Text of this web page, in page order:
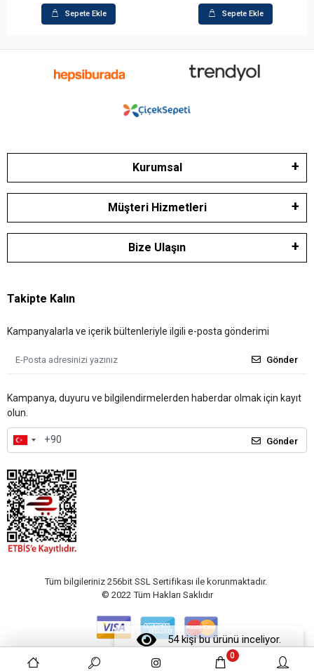
54 kişi bu ürünü inceliyor.
Kurumsal
Müşteri Hizmetleri
Bize Ulaşın
Takipte Kalın
Kampanyalarla ve içerik bültenleriyle ilgili e-posta gönderimi
Gönder
Kampanya, duyuru ve bilgilendirmelerden haberdar olmak için kayıt
olun.
Gönder
Tüm bilgileriniz 256bit SSL Sertifikası ile korunmaktadır.
© 2022 Tüm Hakları Saklıdır
0